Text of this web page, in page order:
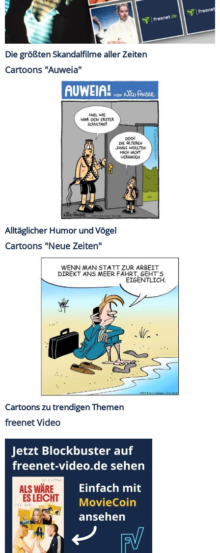
Die größten Skandalfilme aller Zeiten
Cartoons "Auweia"
Alltäglicher Humor und Vögel
Cartoons "Neue Zeiten"
Cartoons zu trendigen Themen
freenet Video